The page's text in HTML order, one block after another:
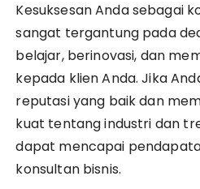
Kesuksesan Anda sebagai
sangat tergantung pada
belajar, berinovasi, dan
kepada klien Anda. Jika
reputasi yang baik dan
kuat tentang industri dan
dapat mencapai
konsultan bisnis.